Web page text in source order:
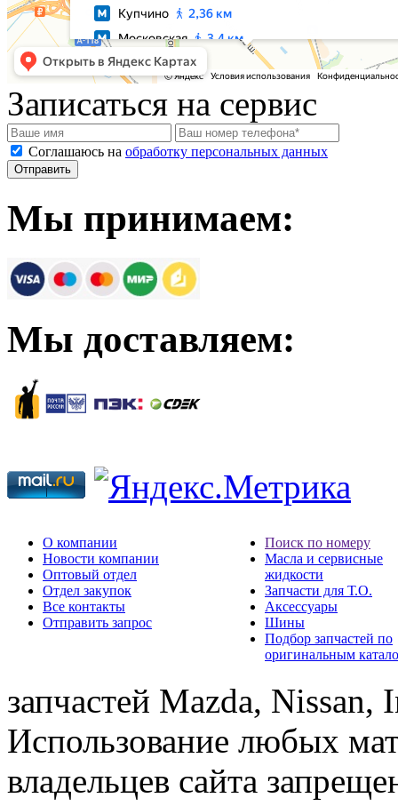
Записаться на сервис
Соглашаюсь на обработку персональных данных
Мы принимаем:
Мы доставляем:
О компании
Новости компании
Оптовый отдел
Отдел закупок
Все контакты
Отправить запрос
Поиск по номеру
Масла и сервисные
жидкости
Запчасти для Т.О.
Аксессуары
Шины
Подбор запчастей по
оригинальным
запчастей Mazda,
Использование любых
владельцев сайта